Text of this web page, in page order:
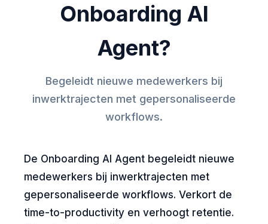
Onboarding AI
Agent?
Begeleidt nieuwe medewerkers bij
inwerktrajecten met gepersonaliseerde
workflows.
De Onboarding AI Agent begeleidt nieuwe
medewerkers bij inwerktrajecten met
gepersonaliseerde workflows. Verkort de
time-to-productivity en verhoogt retentie.